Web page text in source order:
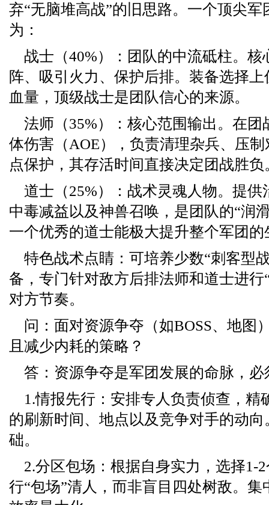
弃“无脑堆高战”的旧思路。一个顶尖
为：
战士（40%）：团队的中流砥柱。核
阵、吸引火力、保护后排。装备选择
血量，顶级战士是团队信心的来源。
法师（35%）：核心范围输出。在团
体伤害（AOE），负责清理杂兵、压
点保护，其存活时间直接决定团战胜负
道士（25%）：战术灵魂人物。提供
中毒减益以及神兽召唤，是团队的“润
一个优秀的道士能极大提升整个军团
特色战术点睛：可培养少数“刺客型
备，专门针对敌方后排法师和道士进行
对方节奏。
问：面对资源争夺（如BOSS、地图
且减少内耗的策略？
答：资源争夺是军团发展的命脉，
1.情报先行：安排专人负责侦查，精
的刷新时间、地点以及竞争对手的动
础。
2.分区包场：根据自身实力，选择1-
行“包场”清人，而非盲目四处树敌。